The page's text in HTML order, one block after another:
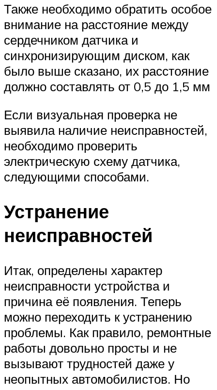
Также необходимо обратить особое
внимание на расстояние между
сердечником датчика и
синхронизирующим диском, как
было выше сказано, их расстояние
должно составлять от 0,5 до 1,5 мм
Если визуальная проверка не
выявила наличие неисправностей,
необходимо проверить
электрическую схему датчика,
следующими способами.
Устранение
неисправностей
Итак, определены характер
неисправности устройства и
причина её появления. Теперь
можно переходить к устранению
проблемы. Как правило, ремонтные
работы довольно просты и не
вызывают трудностей даже у
неопытных автомобилистов. Но